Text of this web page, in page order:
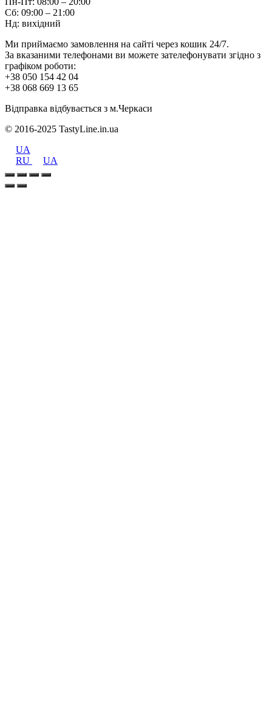
Сб: 09:00 – 21:00
Нд: вихідний
Ми приймаємо замовлення на сайті через кошик 24/7.
За вказаними телефонами ви можете зателефонувати згідно з
графіком роботи:
+38 050 154 42 04
+38 068 669 13 65
Відправка відбувається з м.Черкаси
© 2016-2025 TastyLine.in.ua
UA
RU
UA